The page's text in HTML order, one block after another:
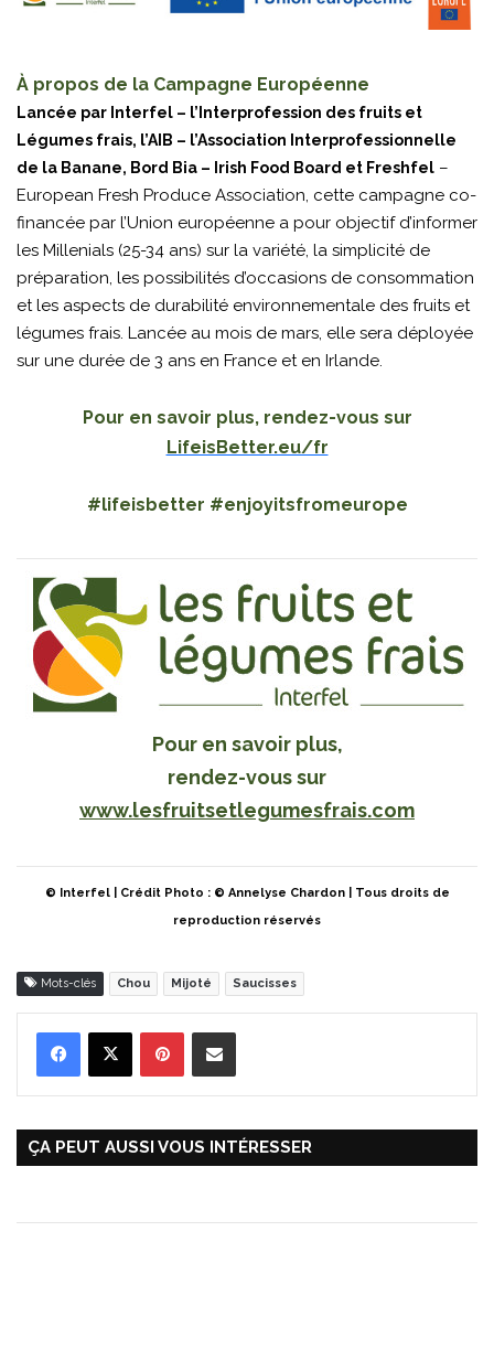
À propos de la Campagne Européenne
Lancée par Interfel – l’Interprofession des fruits et
Légumes frais, l’AIB – l’Association Interprofessionnelle
de la Banane, Bord Bia – Irish Food Board et Freshfel –
European Fresh Produce Association, cette campagne co-
financée par l’Union européenne a pour objectif d’informer
les Millenials (25-34 ans) sur la variété, la simplicité de
préparation, les possibilités d’occasions de consommation
et les aspects de durabilité environnementale des fruits et
légumes frais. Lancée au mois de mars, elle sera déployée
sur une durée de 3 ans en France et en Irlande.
Pour en savoir plus, rendez-vous sur
LifeisBetter.eu/fr
#lifeisbetter #enjoyitsfromeurope
Pour en savoir plus,
rendez-vous sur
www.lesfruitsetlegumesfrais.com
© Interfel | Crédit Photo : © Annelyse Chardon | Tous droits de
reproduction réservés
Mots-clés Chou Mijoté Saucisses
ÇA PEUT AUSSI VOUS INTÉRESSER